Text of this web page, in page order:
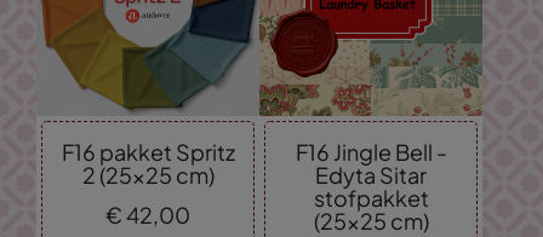
F16 pakket Spritz
2 (25x25 cm)
€ 42,00
F16 Jingle Bell -
Edyta Sitar
stofpakket
(25x25 cm)